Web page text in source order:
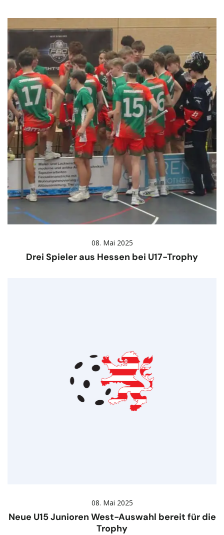
08. Mai 2025
Drei Spieler aus Hessen bei U17-Trophy
08. Mai 2025
Neue U15 Junioren West-Auswahl bereit für die
Trophy